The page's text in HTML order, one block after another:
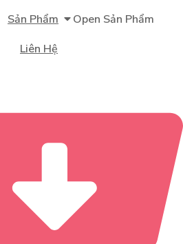
Sản Phẩm
Open Sản Phẩm
Liên Hệ